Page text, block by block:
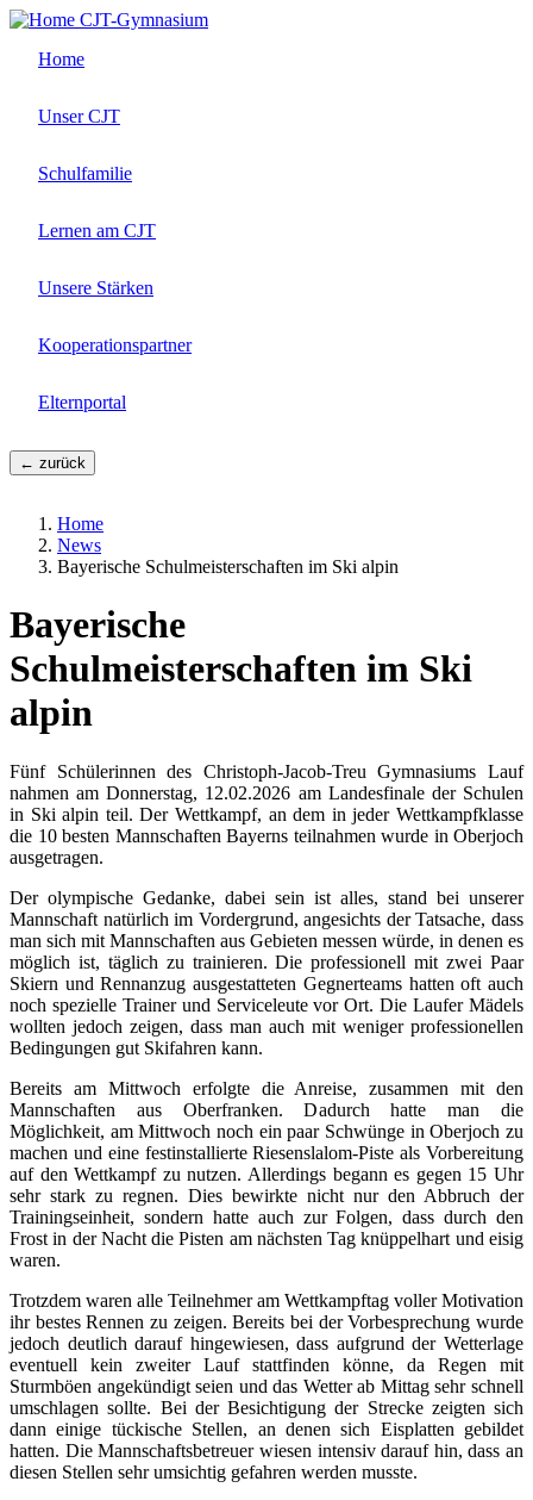
Direkt
Inhalt
CJT-Gymnasium
Home
Unser CJT
Schulfamilie
Lernen am CJT
Unsere Stärken
Kooperationspartner
Elternportal
← zurück
Home
News
Bayerische Schulmeisterschaften im Ski alpin
Bayerische
Schulmeisterschaften im Ski
alpin
Textkörper
Fünf Schülerinnen des Christoph-Jacob-Treu Gymnasiums Lauf
nahmen am Donnerstag, 12.02.2026 am Landesfinale der Schulen
in Ski alpin teil. Der Wettkampf, an dem in jeder Wettkampfklasse
die 10 besten Mannschaften Bayerns teilnahmen wurde in Oberjoch
ausgetragen.
Der olympische Gedanke, dabei sein ist alles, stand bei unserer
Mannschaft natürlich im Vordergrund, angesichts der Tatsache, dass
man sich mit Mannschaften aus Gebieten messen würde, in denen es
möglich ist, täglich zu trainieren. Die professionell mit zwei Paar
Skiern und Rennanzug ausgestatteten Gegnerteams hatten oft auch
noch spezielle Trainer und Serviceleute vor Ort. Die Laufer Mädels
wollten jedoch zeigen, dass man auch mit weniger professionellen
Bedingungen gut Skifahren kann.
Bereits am Mittwoch erfolgte die Anreise, zusammen mit den
Mannschaften aus Oberfranken. Dadurch hatte man die
Möglichkeit, am Mittwoch noch ein paar Schwünge in Oberjoch zu
machen und eine festinstallierte Riesenslalom-Piste als Vorbereitung
auf den Wettkampf zu nutzen. Allerdings begann es gegen 15 Uhr
sehr stark zu regnen. Dies bewirkte nicht nur den Abbruch der
Trainingseinheit, sondern hatte auch zur Folgen, dass durch den
Frost in der Nacht die Pisten am nächsten Tag knüppelhart und eisig
waren.
Trotzdem waren alle Teilnehmer am Wettkampftag voller Motivation
ihr bestes Rennen zu zeigen. Bereits bei der Vorbesprechung wurde
jedoch deutlich darauf hingewiesen, dass aufgrund der Wetterlage
eventuell kein zweiter Lauf stattfinden könne, da Regen mit
Sturmböen angekündigt seien und das Wetter ab Mittag sehr schnell
umschlagen sollte. Bei der Besichtigung der Strecke zeigten sich
dann einige tückische Stellen, an denen sich Eisplatten gebildet
hatten. Die Mannschaftsbetreuer wiesen intensiv darauf hin, dass an
diesen Stellen sehr umsichtig gefahren werden musste.